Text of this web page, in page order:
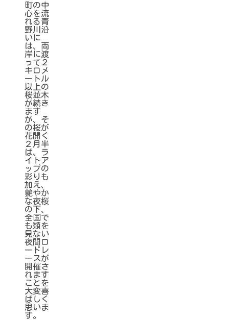
町の中
心を流
れる青
野川沿
いに
は、両
岸に渡
って２
キロメ
ートル
以上の
桜並木
が続き
ます
が、そ
の桜が
花開く
２月半
ば、ラ
イトア
ップの
彩りも
加え、
艶やか
な夜桜
の下、
全国で
も類を
見ない
夜間ロ
ードレ
ースが
開催さ
れます
ことを
大変喜
ばしく
思いま
す。